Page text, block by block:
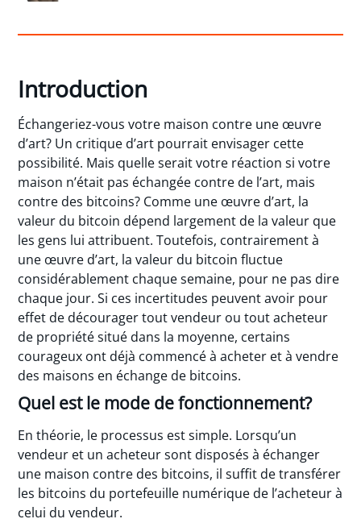
Introduction
Échangeriez-vous votre maison contre une œuvre
d’art? Un critique d’art pourrait envisager cette
possibilité. Mais quelle serait votre réaction si votre
maison n’était pas échangée contre de l’art, mais
contre des bitcoins? Comme une œuvre d’art, la
valeur du bitcoin dépend largement de la valeur que
les gens lui attribuent. Toutefois, contrairement à
une œuvre d’art, la valeur du bitcoin fluctue
considérablement chaque semaine, pour ne pas dire
chaque jour. Si ces incertitudes peuvent avoir pour
effet de décourager tout vendeur ou tout acheteur
de propriété situé dans la moyenne, certains
courageux ont déjà commencé à acheter et à vendre
des maisons en échange de bitcoins.
Quel est le mode de fonctionnement?
En théorie, le processus est simple. Lorsqu’un
vendeur et un acheteur sont disposés à échanger
une maison contre des bitcoins, il suffit de transférer
les bitcoins du portefeuille numérique de l’acheteur à
celui du vendeur.